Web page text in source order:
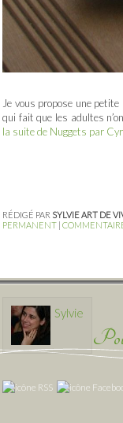
Je vous propose une
qui fait que les adultes
la suite de Nuggets par
RÉDIGÉ PAR SYLVIE ART DE
PERMANENT
Sylvie